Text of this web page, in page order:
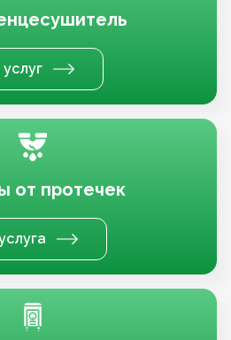
услуг
от протечек